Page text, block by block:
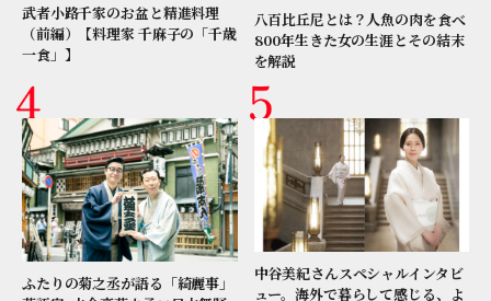
武者小路千家のお盆と精進料理
（前編）【料理家 千麻子の「千歳
一食」】
八百比丘尼とは？人魚の肉を食べ
800年生きた女の生涯とその結末
を解説
ふたりの菊之丞が語る「綺麗事」
中谷美紀さんスペシャルインタビ
ュー。海外で暮らして感じる、よ